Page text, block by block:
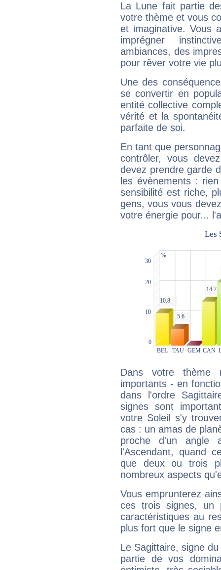
La Lune fait partie
votre thème et vous
et imaginative. Vous
imprégner
ambiances, des
pour rêver votre vie
Une des
se convertir en
entité collective
vérité et la
parfaite de soi.
En tant que
contrôler, vous
devez prendre garde
les évènements :
sensibilité est riche,
gens, vous vous
votre énergie pour...
Dans votre thème
importants - en
dans l'ordre
signes sont
votre Soleil s'y
cas : un amas de
proche d'un
l'Ascendant, quand
que deux ou trois
nombreux aspects
Vous emprunterez
ces trois signes, un
caractéristiques au
plus fort que le signe
Le Sagittaire, signe
partie de vos